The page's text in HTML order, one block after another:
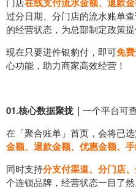
过分日期、分门店的流水账单
的经营状态，为总部制定政策提
现在只要进件银豹付，即可免
心功能，助力商家高效经营！
01.核心数据聚拢｜ 一个平台可
在「聚合账单」首页，会将已
金额、退款金额、优惠金额、
同时支持分支付渠道、分门店
个连锁品牌，经营状态一目了然